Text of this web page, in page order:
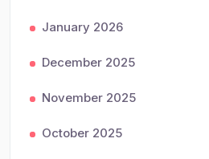
January 2026
December 2025
November 2025
October 2025